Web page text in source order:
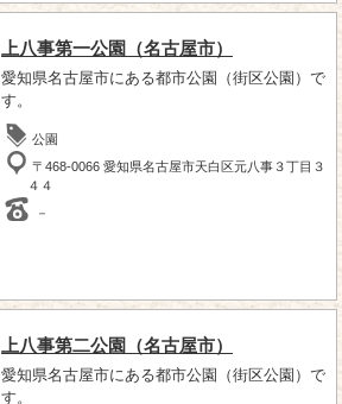
上八事第一公園（名古屋市）
愛知県名古屋市にある都市公園（街区公園）で
す。
公園
〒468-0066 愛知県名古屋市天白区元八事３丁目３
４４
－
上八事第二公園（名古屋市）
愛知県名古屋市にある都市公園（街区公園）で
す。